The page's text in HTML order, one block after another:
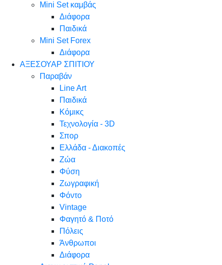
Mini Set καμβάς
Διάφορα
Παιδικά
Mini Set Forex
Διάφορα
ΑΞΕΣΟΥΑΡ ΣΠΙΤΙΟΥ
Παραβάν
Line Art
Παιδικά
Κόμικς
Τεχνολογία - 3D
Σπορ
Ελλάδα - Διακοπές
Ζώα
Φύση
Ζωγραφική
Φόντο
Vintage
Φαγητό & Ποτό
Πόλεις
Άνθρωποι
Διάφορα